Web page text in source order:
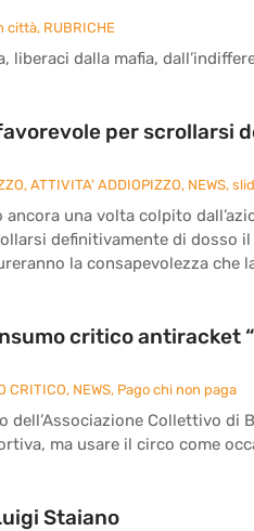
città, RUBRICHE
liberaci dalla mafia,
per scrollarsi
, ATTIVITA' ADDIOPIZZO, NEWS,
una volta colpito
definitivamente di dosso
la consapevolezza che
critico antiracket
CRITICO, NEWS, Pago chi non paga
dell’Associazione Collettivo di
ma usare il circo come
Staiano